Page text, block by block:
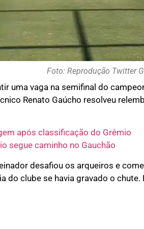
Foto: Reprodução Twitter
uma vaga na semifinal do
Renato Gaúcho resolveu
após classificação do Grêmio
segue caminho no Gauchão
desafiou os arqueiros e
do clube se havia gravado o